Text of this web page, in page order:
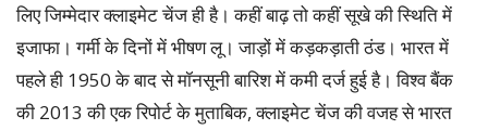
लिए जिम्मेदार क्लाइमेट चेंज ही है। कहीं बाढ़ तो कहीं सूखे की स्थिति में
इजाफा। गर्मी के दिनों में भीषण लू। जाड़ों में कड़कड़ाती ठंड। भारत में
पहले ही 1950 के बाद से मॉनसूनी बारिश में कमी दर्ज हुई है। विश्व बैंक
की 2013 की एक रिपोर्ट के मुताबिक, क्लाइमेट चेंज की वजह से भारत